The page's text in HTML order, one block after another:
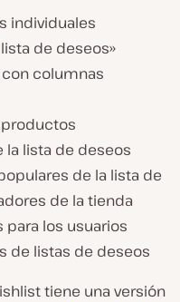
individuales
de deseos»
columnas
la lista de deseos
de la lista de
de la tienda
los usuarios
de listas de deseos
tiene una versión